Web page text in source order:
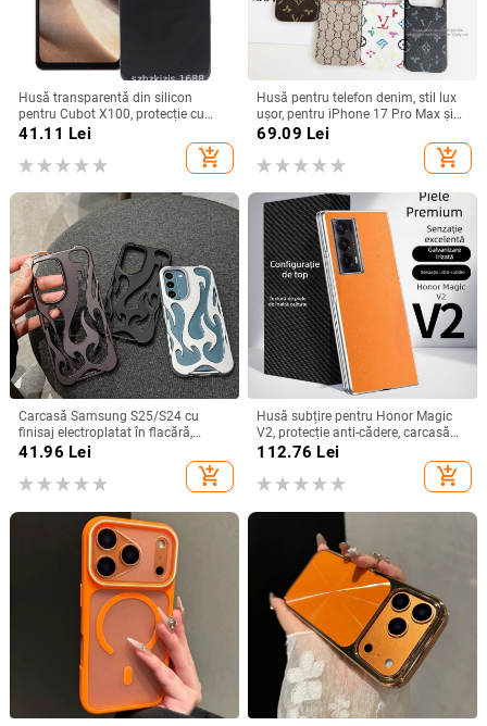
Husă transparentă din silicon
pentru Cubot X100, protecție cu
acoperire totală
41.11 Lei
add_shopping_cart
Husă pentru telefon denim, stil lux
ușor, pentru iPhone 17 Pro Max și
iPhone 16, cu acoperire totală
69.09 Lei
add_shopping_cart
Carcasă Samsung S25/S24 cu
finisaj electroplatat în flacără,
design decupat, compatibilă cu
41.96 Lei
add_shopping_cart
Husă subțire pentru Honor Magic
V2, protecție anti-cădere, carcasă
dură pentru ecran pliabil, finisaj PU
112.76 Lei
add_shopping_cart